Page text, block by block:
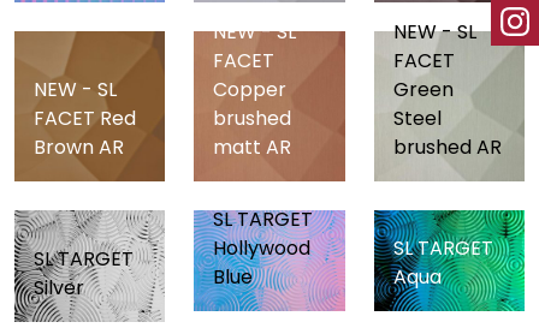
NEW - SL
FACET Red
Brown AR
NEW - SL
FACET
Copper
brushed
matt AR
NEW - SL
FACET
Green
Steel
brushed AR
SL TARGET
Silver
SL TARGET
Hollywood
Blue
SL TARGET
Aqua